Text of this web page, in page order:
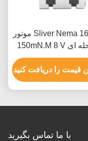
رنگ Sliver Nema 16 موتور
مرحله ای 150mN.M 8 V
لایه برای دستگاه
پزشکی
قیمت را دریافت کنید
با ما تماس بگیرید